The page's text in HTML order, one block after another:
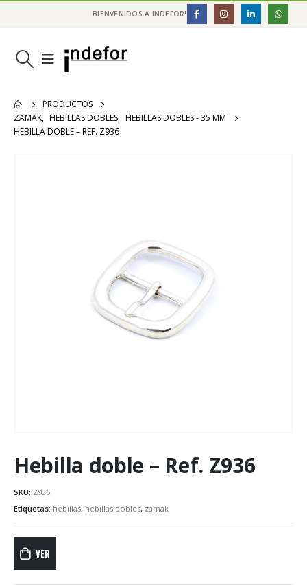
BIENVENIDOS A INDEFOR!
PRODUCTOS
ZAMAK, HEBILLAS DOBLES, HEBILLAS DOBLES - 35 MM
HEBILLA DOBLE – REF. Z936
Hebilla doble – Ref. Z936
SKU: Z936
Etiquetas: hebillas, hebillas dobles, zamak
VER